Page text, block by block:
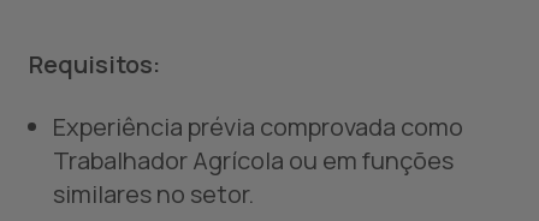
Requisitos:
Experiência prévia comprovada como
Trabalhador Agrícola ou em funções
similares no setor.